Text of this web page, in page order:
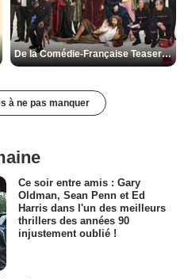
De la Comédie-Française Teaser VF
à ne pas manquer
Ce soir entre amis : Gary
Oldman, Sean Penn et Ed
Harris dans l'un des meilleurs
thrillers des années 90
injustement oublié !